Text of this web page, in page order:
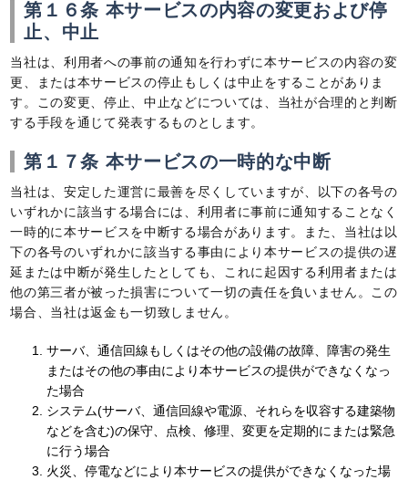
第１６条 本サービスの内容の変更および停
止、中止
当社は、利用者への事前の通知を行わずに本サービスの内容の変
更、または本サービスの停止もしくは中止をすることがありま
す。この変更、停止、中止などについては、当社が合理的と判断
する手段を通じて発表するものとします。
第１７条 本サービスの一時的な中断
当社は、安定した運営に最善を尽くしていますが、以下の各号の
いずれかに該当する場合には、利用者に事前に通知することなく
一時的に本サービスを中断する場合があります。また、当社は以
下の各号のいずれかに該当する事由により本サービスの提供の遅
延または中断が発生したとしても、これに起因する利用者または
他の第三者が被った損害について一切の責任を負いません。この
場合、当社は返金も一切致しません。
サーバ、通信回線もしくはその他の設備の故障、障害の発生
またはその他の事由により本サービスの提供ができなくなっ
た場合
システム(サーバ、通信回線や電源、それらを収容する建築物
などを含む)の保守、点検、修理、変更を定期的にまたは緊急
に行う場合
火災、停電などにより本サービスの提供ができなくなった場